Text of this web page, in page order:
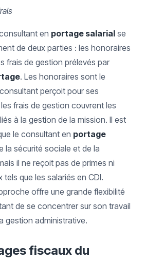
en portage salarial se
de deux parties : les honoraires
frais de gestion prélevés par
. Les honoraires sont le
perçoit pour ses
frais de gestion couvrent les
à la gestion de la mission. Il est
le consultant en portage
la sécurité sociale et de la
il ne reçoit pas de primes ni
que les salariés en CDI.
offre une grande flexibilité
de se concentrer sur son travail
gestion administrative.
fiscaux du